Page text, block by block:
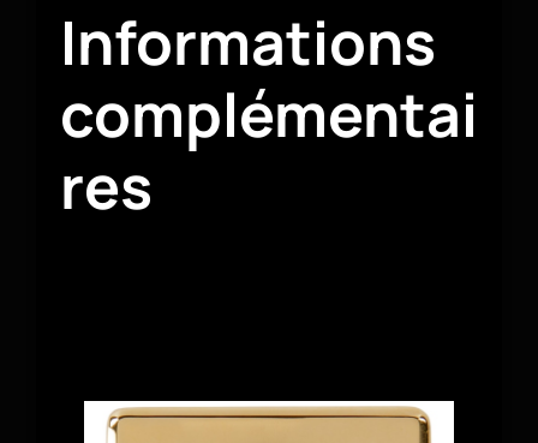
Informations
complémentai
res